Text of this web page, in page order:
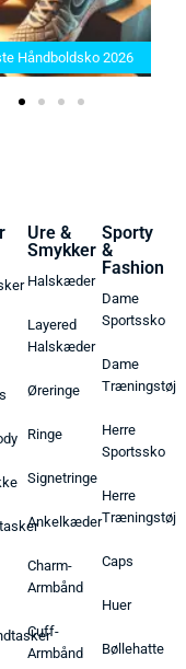
Håndboldsko 2026
Ure &
Smykker
Halskæder
Layered
Halskæder
Øreringe
Ringe
Signetringe
Ankelkæder
Charm-
Armbånd
Cuff-
Armbånd
Sporty
&
Fashion
Dame
Sportssko
Dame
Træningstøj
Herre
Sportssko
Herre
Træningstøj
Caps
Huer
Bøllehatte